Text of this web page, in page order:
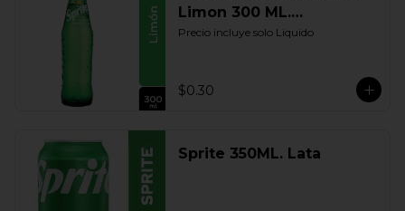
Limon 300 ML.
Retornable
Precio incluye solo Liquido
$0.30
Sprite 350ML. Lata